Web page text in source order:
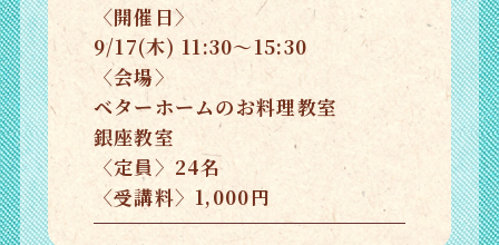
〈開催日〉
9/17(木) 11:30～15:30
〈会場〉
ベターホームのお料理教室
銀座教室
〈定員〉24名
〈受講料〉1,000円